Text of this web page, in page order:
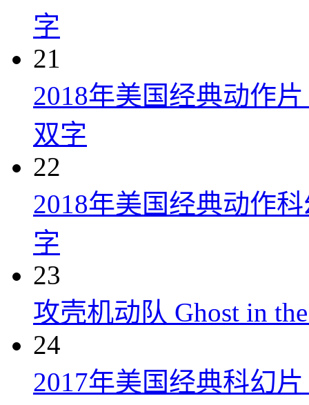
字
21
2018年美国经典动作
双字
22
2018年美国经典动作
字
23
攻壳机动队 Ghost in
24
2017年美国经典科幻